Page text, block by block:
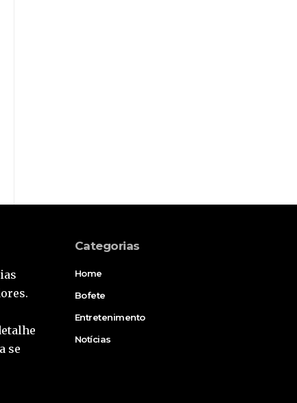
se
Categorias
Home
Bofete
Entretenimento
Notícias